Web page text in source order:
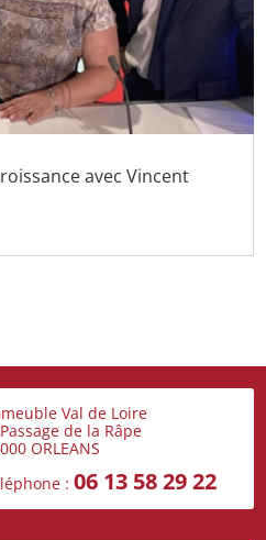
avec Vincent
Val de Loire
de la Râpe
ORLEANS
:06 13 58 29 22